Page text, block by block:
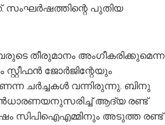
സംഘര്‍ഷത്തിന്റെ പുതിയ
തീരുമാനം അംഗീകരിക്കുമെന്ന
ജോര്‍ജിന്റേയും
ചര്‍ച്ചകള്‍ വന്നിരുന്നു. ബിനു
ആദ്യ രണ്ട്
സിപിഐഎമ്മിനും അടുത്ത രണ്ട്